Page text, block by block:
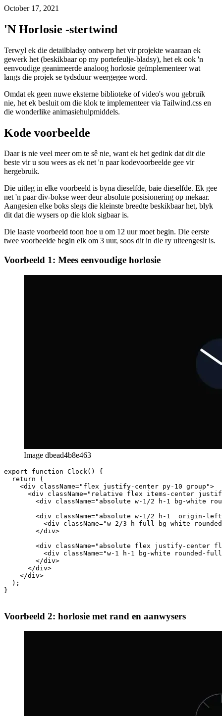
Hoe om 'n baie eenvoudige analoog horlosie met animasie slegs in
Tailwind.css te skep
'N Horlosie -stertwind
Terwyl ek die detailbladsy ontwerp het vir projekte waaraan ek
gewerk het (beskikbaar op my portefeulje-bladsy), het ek ook 'n
eenvoudige geanimeerde analoog horlosie geïmplementeer wat
langs die projek se tydsduur weergegee word.
nie, het ek besluit om die klok te implementeer via Tailwind.css en
Kode voorbeelde
Daar is nie veel meer om te sê nie, want ek het gedink dat dit die
beste vir u sou wees as ek net 'n paar kodevoorbeelde gee vir
hergebruik.
Die uitleg in elke voorbeeld is byna dieselfde, baie dieselfde. Ek gee
net 'n paar div-bokse weer deur absolute posisionering op mekaar.
Aangesien elke boks slegs die kleinste breedte beskikbaar het, blyk
dit dat die wysers op die klok sigbaar is.
Die laaste voorbeeld toon hoe u om 12 uur moet begin. Die eerste
Image dbead4b8e463
export function Clock() {
    <div className="flex justify-center py-10 group">
<div className="relative flex items-center
<div className="absolute w-1/2 h-1 bg-white
<div className="absolute w-1/2 h-1  origin-
<div className="w-2/3 h-full bg-white
        </div>
<div className="absolute flex justify-center
<div className="w-1 h-1 bg-white rounded-
        </div>
  );